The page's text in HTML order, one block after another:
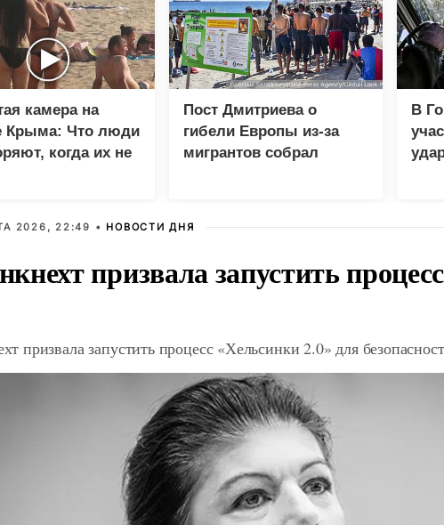
камера на
Крыма: Что люди
когда их не
Пост Дмитриева о
гибели Европы из-за
мигрантов собрал
В
2026, 22:49 • НОВОСТИ ДНЯ
призвала запустить
призвала запустить процесс «Хельсинки 2.0» для